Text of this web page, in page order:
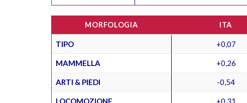
MORFOLOGIA ITA
TIPO +0,07
MAMMELLA +0,26
ARTI & PIEDI -0,54
LOCOMOZIONE +0,31